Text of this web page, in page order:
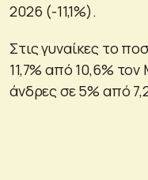
2026 (-11,1%).
Στις γυναίκες το
11,7% από 10,6%
άνδρες σε 5% από